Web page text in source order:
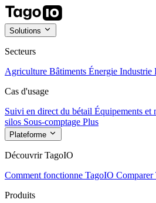
Solutions
Secteurs
Agriculture Bâtiments Énergie Industrie
Cas d'usage
Suivi en direct du bétail Équipements et
silos Sous-comptage Plus
Plateforme
Découvrir TagoIO
Comment fonctionne TagoIO Comparer
Produits